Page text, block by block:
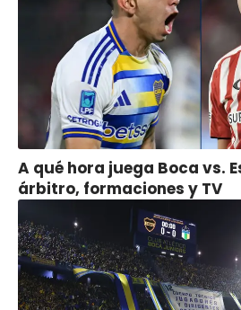
A qué hora juega Boca vs.
árbitro, formaciones y TV